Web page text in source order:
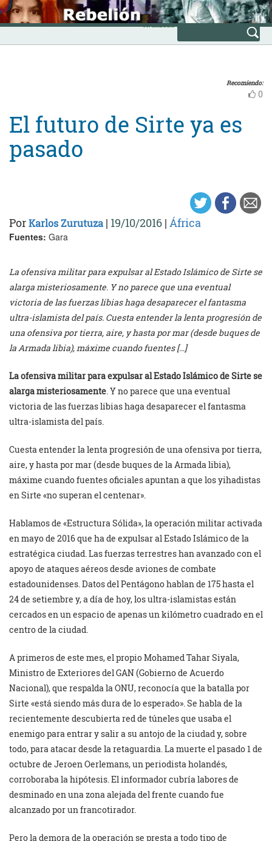
Skip
to
content
INICIO
Avanzada
Recomiendo:
0
El futuro de Sirte ya es
pasado
PorKarlos Zurutuza | 19/10/2016 | África
Fuentes: Gara
La ofensiva militar para expulsar al Estado Islámico de Sirte se
alarga misteriosamente. Y no parece que una eventual
victoria de las fuerzas libias haga desaparecer el fantasma
ultra-islamista del país. Cuesta entender la lenta progresión de
una ofensiva por tierra, aire, y hasta por mar (desde buques de
la Armada libia), máxime cuando fuentes […]
La ofensiva militar para expulsar al Estado Islámico de Sirte se
alarga misteriosamente. Y no parece que una eventual
victoria de las fuerzas libias haga desaparecer el fantasma
ultra-islamista del país.
Cuesta entender la lenta progresión de una ofensiva por tierra,
aire, y hasta por mar (desde buques de la Armada libia),
máxime cuando fuentes oficiales apuntan a que los yihadistas
en Sirte «no superan el centenar».
Hablamos de «Estructura Sólida», la operación militar activada
en mayo de 2016 que ha de expulsar al Estado Islámico de la
estratégica ciudad. Las fuerzas terrestres han avanzado con el
apoyo de ataques aéreos desde aviones de combate
estadounidenses. Datos del Pentágono hablan de 175 hasta el
24 de setiembre y, a día de hoy, los ultra-islamistas están
cercados en un espacio de apenas un kilómetro cuadrado en el
centro de la ciudad.
A primeros de este mes, el propio Mohamed Tahar Siyala,
Ministro de Exteriores del GAN (Gobierno de Acuerdo
Nacional), que respalda la ONU, reconocía que la batalla por
Sirte «está siendo más dura de lo esperado». Se habla de la
recientemente descubierta red de túneles que usaba el
enemigo para entrar y salir a su antojo de la ciudad y, sobre
todo, para atacar desde la retaguardia. La muerte el pasado 1 de
octubre de Jeroen Oerlemans, un periodista holandés,
corroboraba la hipótesis. El informador cubría labores de
desminado en una zona alejada del frente cuando fue
alcanzado por un francotirador.
Pero la demora de la operación se presta a todo tipo de